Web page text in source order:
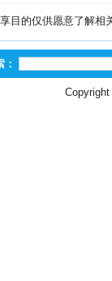
目的仅供愿意了解相